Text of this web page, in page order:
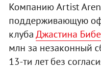
Компанию Artist
поддерживающую
клубаДжастина
млн за незаконный
13-ти лет без